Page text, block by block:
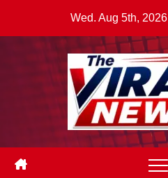
Wed. Aug 5th, 2026